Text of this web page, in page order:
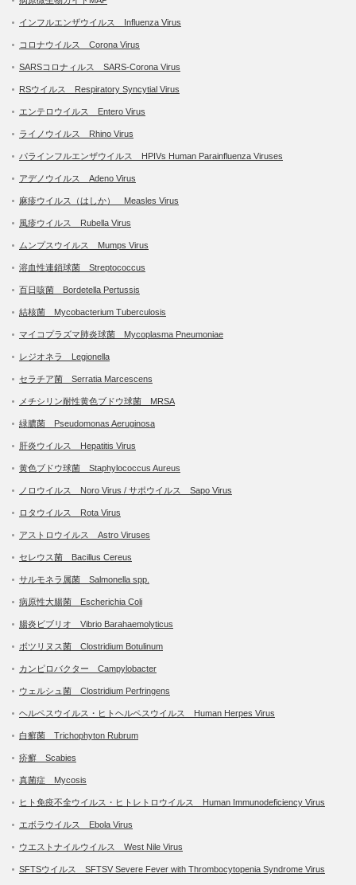
インフルエンザウイルス Influenza Virus
コロナウイルス Corona Virus
SARSコロナィルス SARS-Corona Virus
RSウイルス Respiratory Syncytial Virus
エンテロウイルス Entero Virus
ライノウイルス Rhino Virus
パラインフルエンザウイルス HPIVs Human Parainfluenza Viruses
アデノウイルス Adeno Virus
麻疹ウイルス（はしか） Measles Virus
風疹ウイルス Rubella Virus
ムンプスウイルス Mumps Virus
溶血性連鎖球菌 Streptococcus
百日咳菌 Bordetella Pertussis
結核菌 Mycobacterium Tuberculosis
マイコプラズマ肺炎球菌 Mycoplasma Pneumoniae
レジオネラ Legionella
セラチア菌 Serratia Marcescens
メチシリン耐性黄色ブドウ球菌 MRSA
緑膿菌 Pseudomonas Aeruginosa
肝炎ウイルス Hepatitis Virus
黄色ブドウ球菌 Staphylococcus Aureus
ノロウイルス Noro Virus / サポウイルス Sapo Virus
ロタウイルス Rota Virus
アストロウイルス Astro Viruses
セレウス菌 Bacillus Cereus
サルモネラ属菌 Salmonella spp.
病原性大腸菌 Escherichia Coli
腸炎ビブリオ Vibrio Barahaemolyticus
ボツリヌス菌 Clostridium Botulinum
カンピロバクター Campylobacter
ウェルシュ菌 Clostridium Perfringens
ヘルペスウイルス・ヒトヘルペスウイルス Human Herpes Virus
白癬菌 Trichophyton Rubrum
疥癬 Scabies
真菌症 Mycosis
ヒト免疫不全ウイルス・ヒトレトロウイルス Human Immunodeficiency Virus
エボラウイルス Ebola Virus
ウエストナイルウイルス West Nile Virus
SFTSウイルス SFTSV Severe Fever with Thrombocytopenia Syndrome Virus